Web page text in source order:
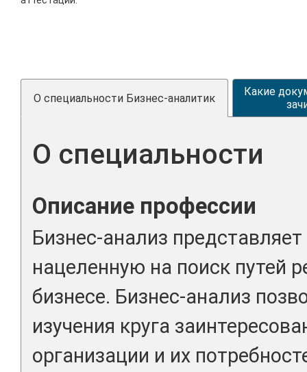
О специальности Бизнес-аналитик
Какие
О специальности
Описание профессии
Бизнес-анализ
нацеленную на поиск путей
бизнесе. Бизнес-анализ
изучения круга
организации и их